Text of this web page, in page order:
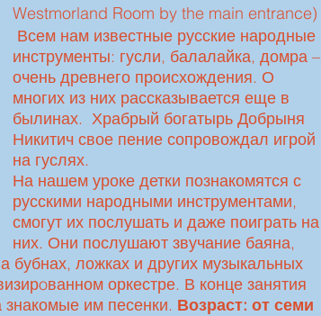
Westmorland Room by the main entrance)
инструменты: гусли, балалайка, домра –
очень древнего происхождения. О
многих из них рассказывается еще в
былинах.  Храбрый богатырь Добрыня
Никитич свое пение сопровождал игрой
на гуслях.
На нашем уроке детки познакомятся с
русскими народными инструментами,
смогут их послушать и даже поиграть на
них. Они послушают звучание баяна,
ложках и других музыкальных
оркестре. В конце занятия
знакомые им песенки. Возраст: от семи